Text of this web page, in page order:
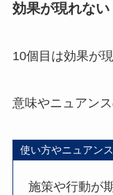
効果が現れない
10個目は効果が
意味やニュアン
使い方やニュアン
施策や行動が